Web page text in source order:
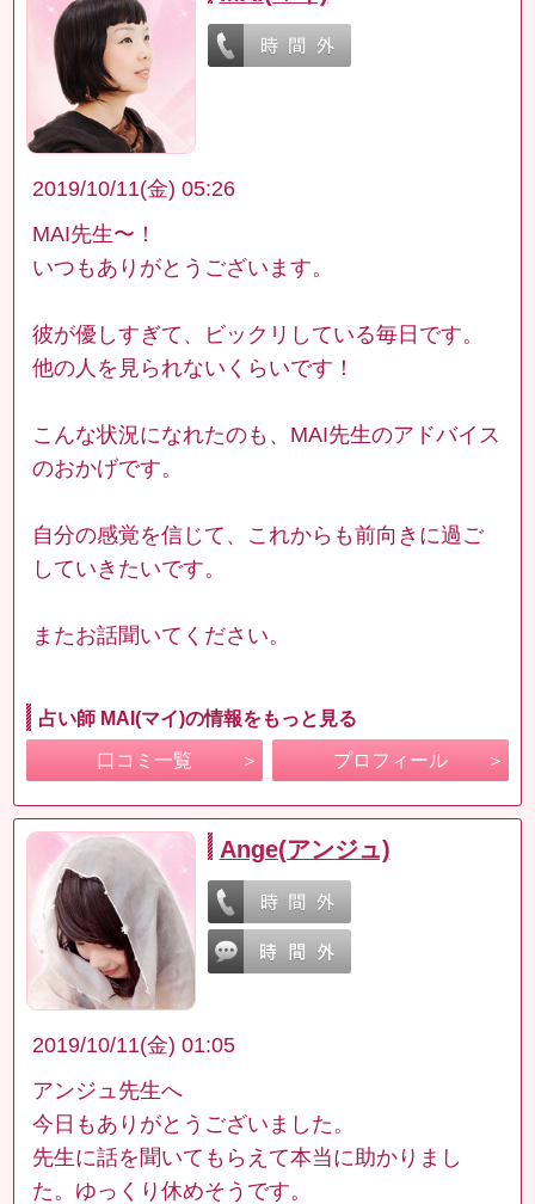
2019/10/11(金) 05:26
MAI先生〜！
いつもありがとうございます。
彼が優しすぎて、ビックリしている毎日です。
他の人を見られないくらいです！
こんな状況になれたのも、MAI先生のアドバイス
のおかげです。
自分の感覚を信じて、これからも前向きに過ご
していきたいです。
またお話聞いてください。
占い師 MAI(マイ)の情報をもっと見る
口コミ一覧 プロフィール
Ange(アンジュ)
2019/10/11(金) 01:05
アンジュ先生へ
今日もありがとうございました。
先生に話を聞いてもらえて本当に助かりまし
た。ゆっくり休めそうです。